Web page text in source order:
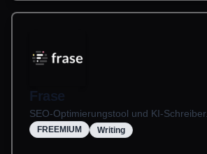
Frase
SEO-Optimierungstool und KI-Schreiber.
FREEMIUM Writing